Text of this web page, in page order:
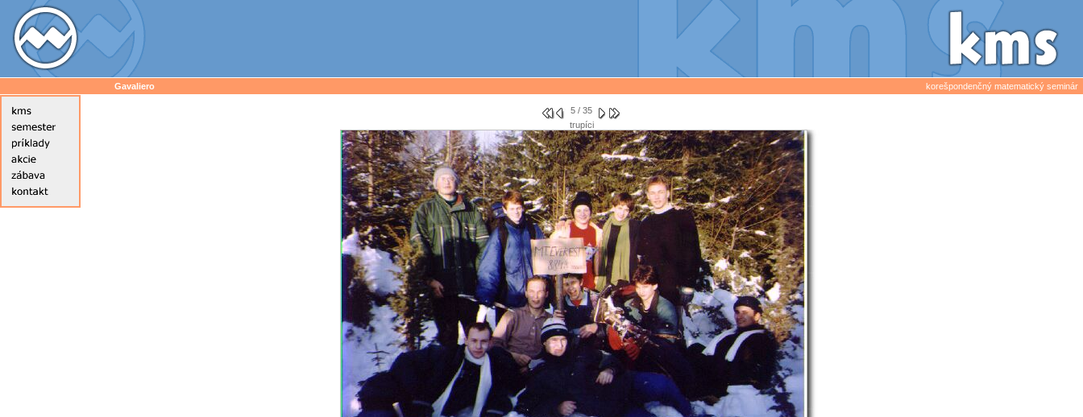
Gavaliero korešpondenčný matematický seminár
5 / 35
trupíci